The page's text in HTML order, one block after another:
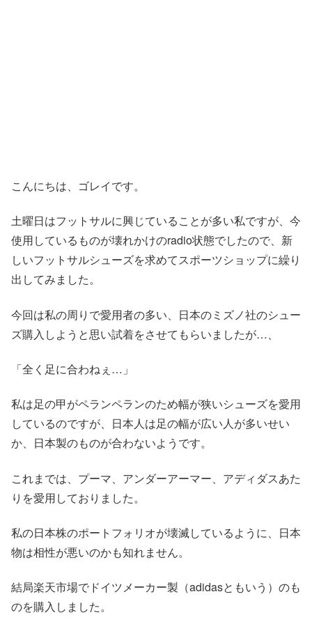
こんにちは、ゴレイです。
土曜日はフットサルに興じていることが多い私ですが、今
使用しているものが壊れかけのradio状態でしたので、新
しいフットサルシューズを求めてスポーツショップに繰り
出してみました。
今回は私の周りで愛用者の多い、日本のミズノ社のシュー
ズ購入しようと思い試着をさせてもらいましたが…、
「全く足に合わねぇ…」
私は足の甲がペランペランのため幅が狭いシューズを愛用
しているのですが、日本人は足の幅が広い人が多いせい
か、日本製のものが合わないようです。
これまでは、プーマ、アンダーアーマー、アディダスあた
りを愛用しておりました。
私の日本株のポートフォリオが壊滅しているように、日本
物は相性が悪いのかも知れません。
結局楽天市場でドイツメーカー製（adidasともいう）のも
のを購入しました。